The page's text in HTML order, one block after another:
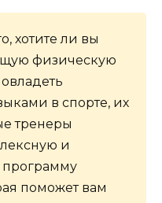
хотите ли вы
физическую
в спорте, их
тренеры
и
поможет вам